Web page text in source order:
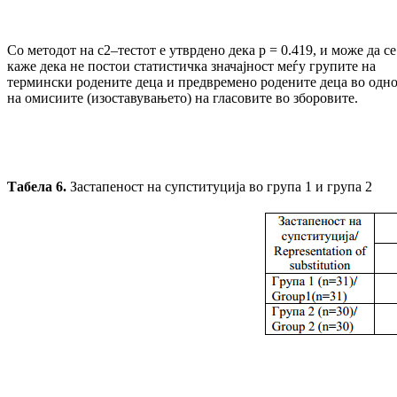
Со методот на c2–тестот е утврдено дека p = 0.419, и може да се
каже дека не постои статистичка значајност меѓу групите на
термински родените деца и предвремено родените деца во
на омисиите (изоставувањето) на гласовите во зборовите.
Табела 6. Застапеност на супституција во група 1 и група 2